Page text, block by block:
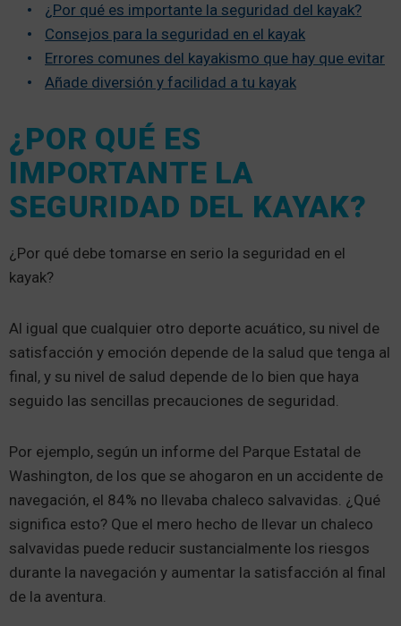
¿Por qué es importante la seguridad del kayak?
Consejos para la seguridad en el kayak
Errores comunes del kayakismo que hay que evitar
Añade diversión y facilidad a tu kayak
¿POR QUÉ ES
IMPORTANTE LA
SEGURIDAD DEL KAYAK?
¿Por qué debe tomarse en serio la seguridad en el
kayak?
Al igual que cualquier otro deporte acuático, su nivel de
satisfacción y emoción depende de la salud que tenga al
final, y su nivel de salud depende de lo bien que haya
seguido las sencillas precauciones de seguridad.
Por ejemplo, según un informe del Parque Estatal de
Washington, de los que se ahogaron en un accidente de
navegación, el 84% no llevaba chaleco salvavidas. ¿Qué
significa esto? Que el mero hecho de llevar un chaleco
salvavidas puede reducir sustancialmente los riesgos
durante la navegación y aumentar la satisfacción al final
de la aventura.